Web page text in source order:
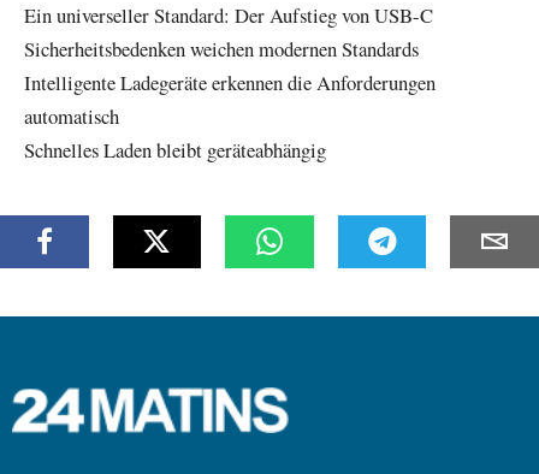
Ein universeller Standard: Der Aufstieg von USB-C
Sicherheitsbedenken weichen modernen Standards
Intelligente Ladegeräte erkennen die Anforderungen
automatisch
Schnelles Laden bleibt geräteabhängig